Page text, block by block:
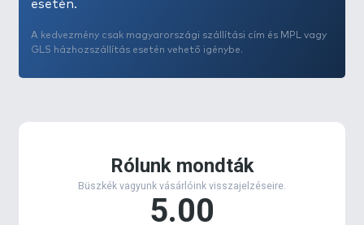
esetén.
A kedvezmény csak magyarországi szállítási cím és MPL vagy
GLS házhozszállítás esetén vehető igénybe.